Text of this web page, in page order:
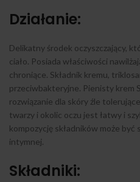
Działanie:
Delikatny środek oczyszczający,
ciało. Posiada właściwości
chroniące. Składnik kremu,
przeciwbakteryjne. Pienisty krem
rozwiązanie dla skóry źle
twarzy i okolic oczu jest łatwy i
kompozycję składników może
intymnej.
Składniki: